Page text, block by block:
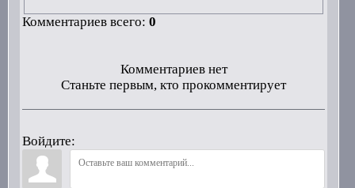
Комментариев всего: 0
Комментариев нет
Станьте первым, кто прокомментирует
Войдите: